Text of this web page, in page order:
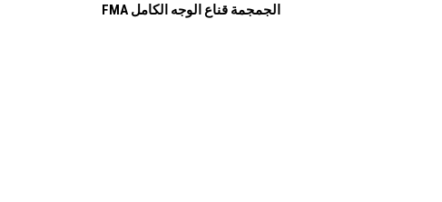
FMA الجمجمة قناع الوجه الكامل